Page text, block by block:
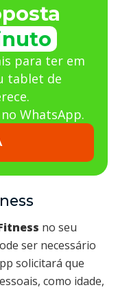
para ter em
tablet de
WhatsApp.
no seu
ser necessário
solicitará que
como idade,